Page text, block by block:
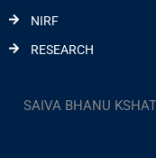
NIRF
RESEARCH
SAIVA BHANU